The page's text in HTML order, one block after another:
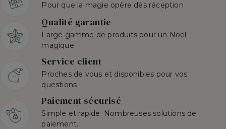
Pour que la magie opère dès réception
Qualité garantie
Large gamme de produits pour un Noël
magique
Service client
Proches de vous et disponibles pour vos
questions
Paiement sécurisé
Simple et rapide. Nombreuses solutions de
paiement.